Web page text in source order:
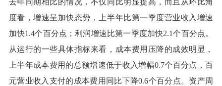
去年同期相比的情况，不仅同比明显提高，而且从环比角
度看，增速呈加快态势，上半年比第一季度营业收入增速
加快1.4个百分点；利润增速比第一季度加快2.1个百分点。
从运行的一些具体指标来看，成本费用压降的成效明显，
上半年成本费用的总额增速低于收入增幅0.7个百分点，百
元营业收入支付的成本费用同比下降0.6个百分点。资产周